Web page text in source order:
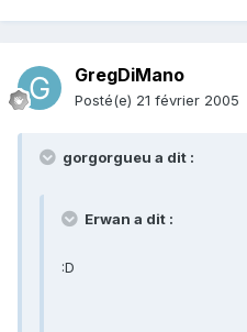
GregDiMano
Posté(e) 21 février 2005
gorgorgueu a dit :
Erwan a dit :
:D